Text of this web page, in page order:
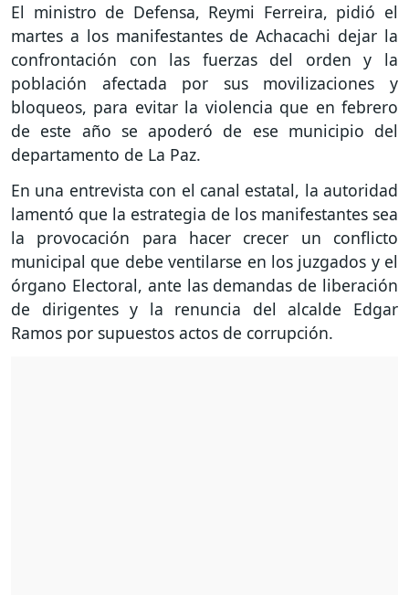
El ministro de Defensa, Reymi Ferreira, pidió el
martes a los manifestantes de Achacachi dejar la
confrontación con las fuerzas del orden y la
población afectada por sus movilizaciones y
bloqueos, para evitar la violencia que en febrero
de este año se apoderó de ese municipio del
departamento de La Paz.
En una entrevista con el canal estatal, la autoridad
lamentó que la estrategia de los manifestantes sea
la provocación para hacer crecer un conflicto
municipal que debe ventilarse en los juzgados y el
órgano Electoral, ante las demandas de liberación
de dirigentes y la renuncia del alcalde Edgar
Ramos por supuestos actos de corrupción.